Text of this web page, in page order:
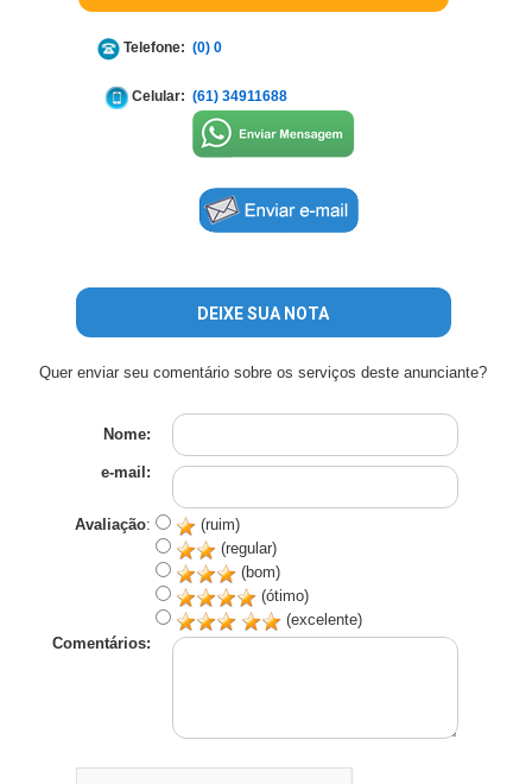
Telefone: (0) 0
Celular: (61) 34911688
DEIXE SUA NOTA
Quer enviar seu comentário sobre os serviços deste anunciante?
Nome:
e-mail:
Avaliação:
(ruim)
(regular)
(bom)
(ótimo)
(excelente)
Comentários: